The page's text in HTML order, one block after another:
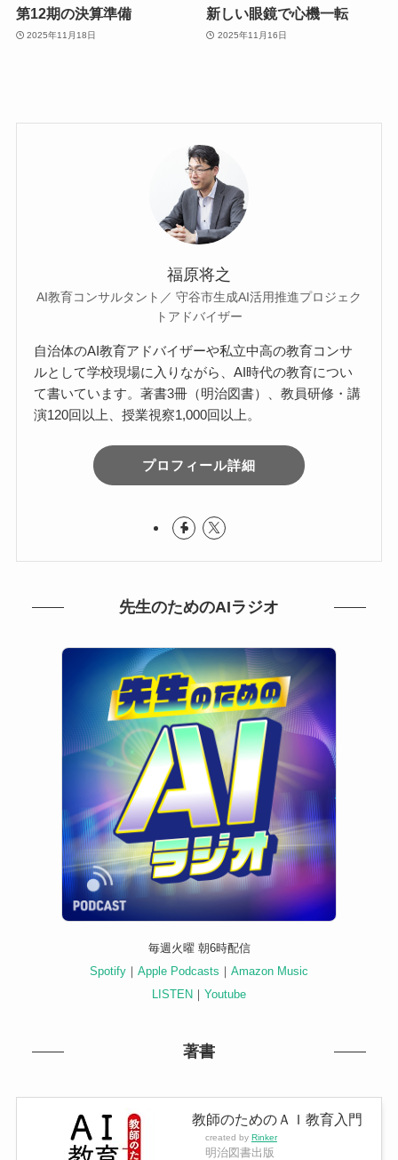
第12期の決算準備
2025年11月18日
新しい眼鏡で心機一転
2025年11月16日
福原将之
AI教育コンサルタント／ 守谷市生成AI活用推進プロジェク
トアドバイザー
自治体のAI教育アドバイザーや私立中高の教育コンサ
ルとして学校現場に入りながら、AI時代の教育につい
て書いています。著書3冊（明治図書）、教員研修・講
演120回以上、授業視察1,000回以上。
プロフィール詳細
先生のためのAIラジオ
毎週火曜 朝6時配信
Spotify ｜ Apple Podcasts ｜ Amazon Music
LISTEN ｜ Youtube
著書
教師のためのＡＩ教育入門
created by Rinker
明治図書出版